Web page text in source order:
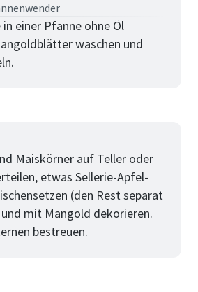
einer Pfanne ohne Öl
waschen und
Maiskörner auf Teller oder
etwas Sellerie-Apfel-
(den Rest separat
mit Mangold dekorieren.
bestreuen.